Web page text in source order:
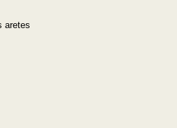
aretes